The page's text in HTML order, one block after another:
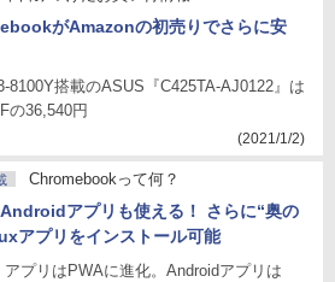
がAmazonの初売りでさらに安
8100Y搭載のASUS『C425TA-AJ0122』は
の36,540円
(2021/1/2)
Chromebookって何？
アプリも使える！ さらに“奥の
アプリをインストール可能
アプリはPWAに進化。Androidアプリは